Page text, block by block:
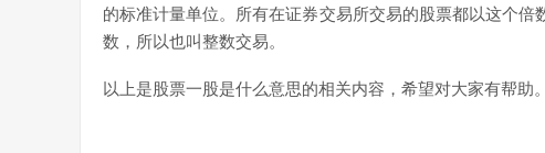
的标准计量单位。所有在证券交易所交易的股票都以这个
数，所以也叫整数交易。
以上是股票一股是什么意思的相关内容，希望对大家有帮助。